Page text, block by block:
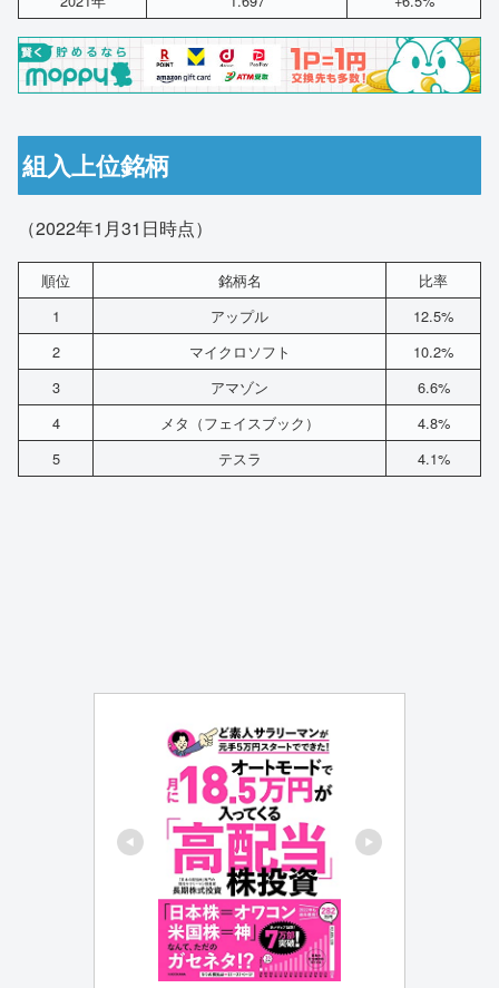
組入上位銘柄
（2022年1月31日時点）
順位 銘柄名
比率
1
アップル
12.5%
2
マイクロソフト
10.2%
3
アマゾン
6.6%
4
メタ（フェイスブック）
4.8%
5
テスラ 4.1%